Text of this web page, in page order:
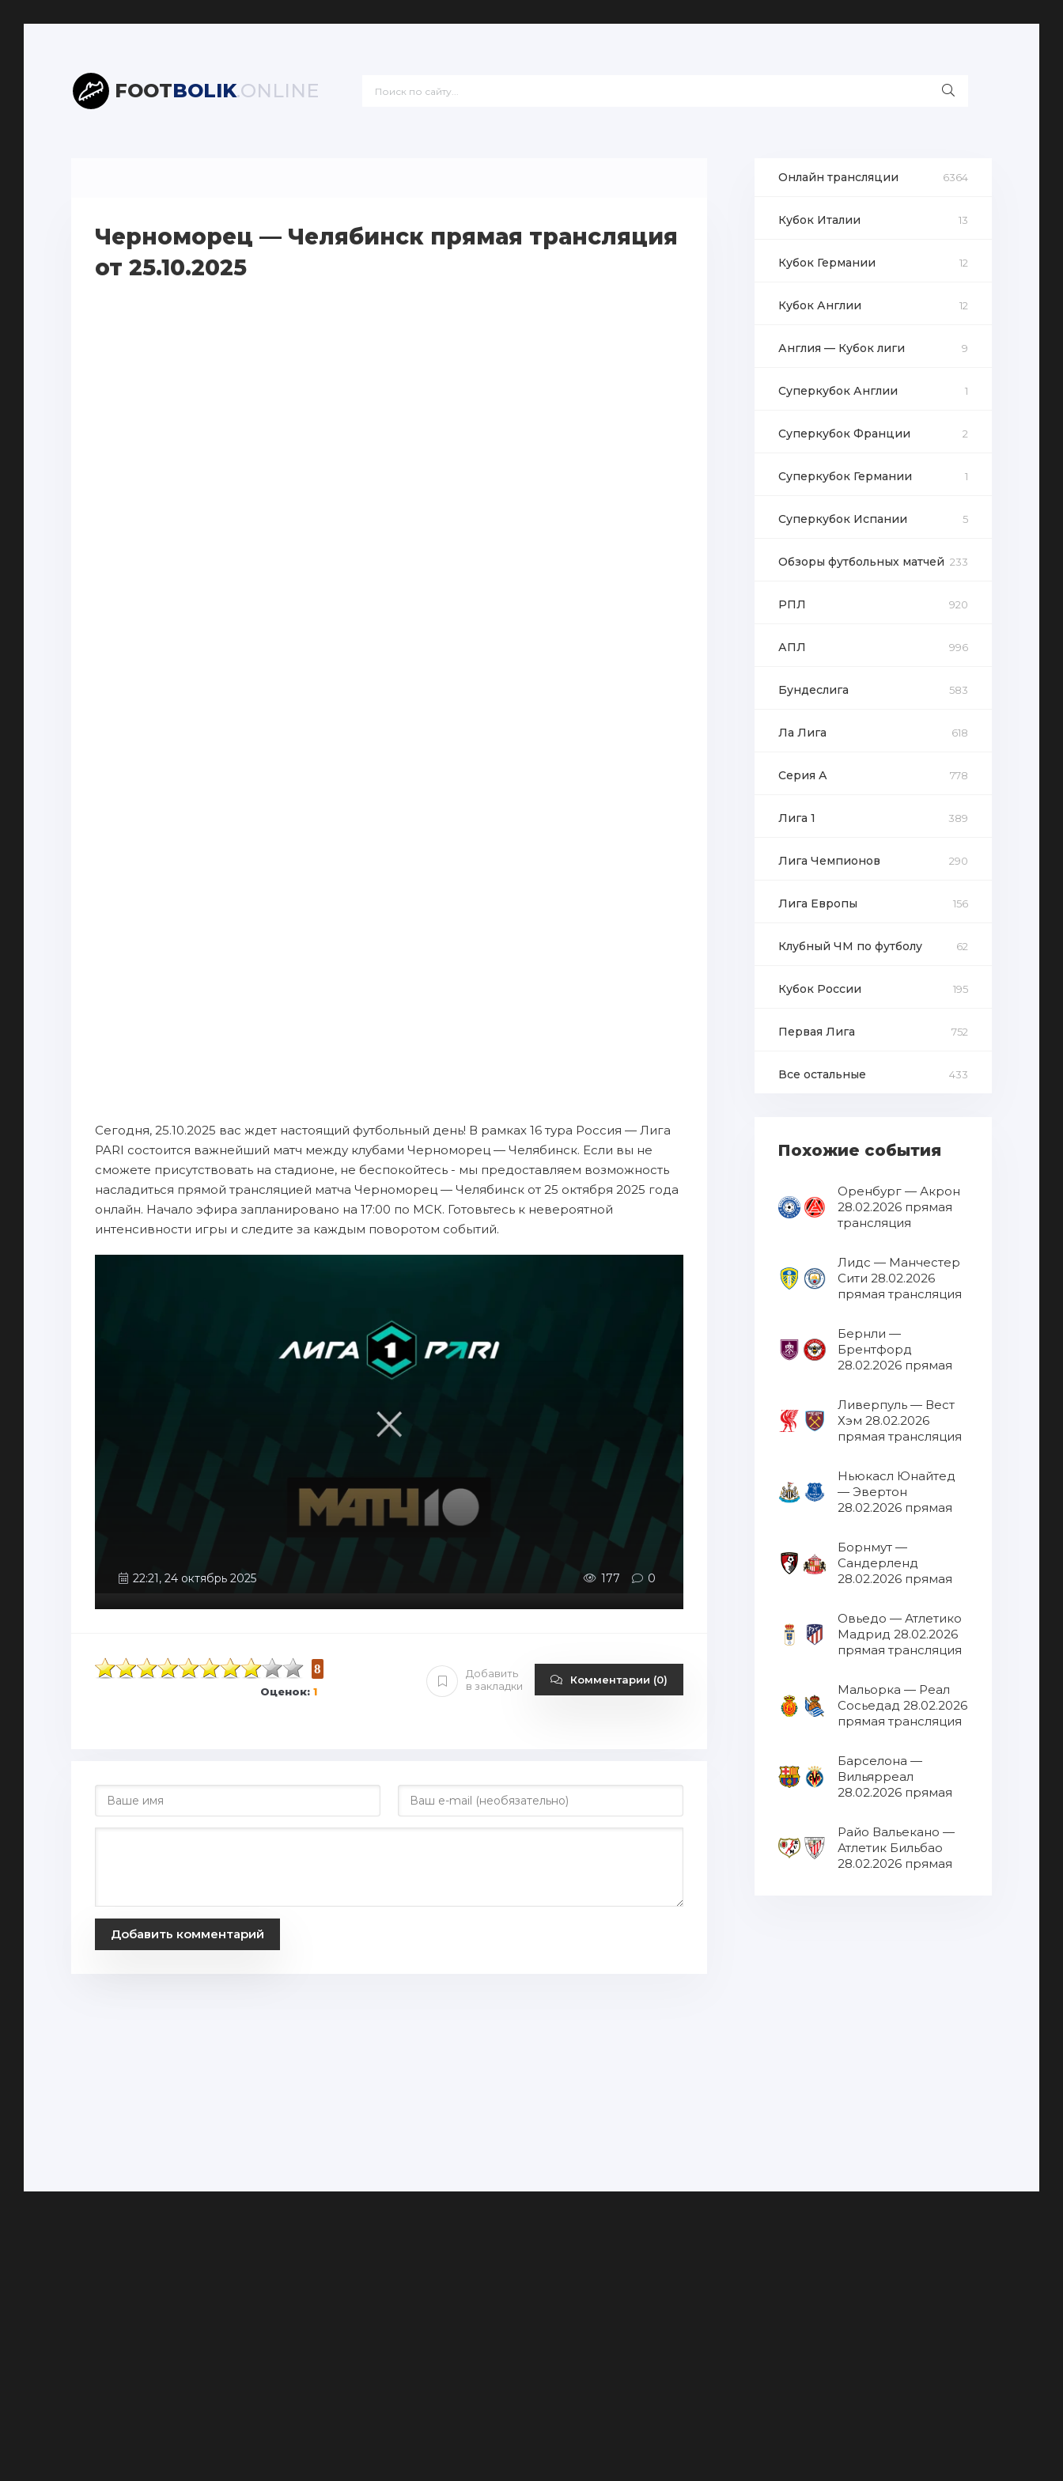
FOOTBOLIK.ONLINE
Черноморец — Челябинск прямая трансляция
от 25.10.2025
Сегодня, 25.10.2025 вас ждет настоящий футбольный день! В рамках 16 тура Россия — Лига
PARI состоится важнейший матч между клубами Черноморец — Челябинск. Если вы не
сможете присутствовать на стадионе, не беспокойтесь - мы предоставляем возможность
насладиться прямой трансляцией матча Черноморец — Челябинск от 25 октября 2025 года
онлайн. Начало эфира запланировано на 17:00 по МСК. Готовьтесь к невероятной
интенсивности игры и следите за каждым поворотом событий.
22:21, 24 октябрь 2025 177 0
8
Оценок: 1
Добавить
в закладки
Комментарии (0)
Добавить комментарий
Онлайн трансляции 6364
Кубок Италии 13
Кубок Германии 12
Кубок Англии 12
Англия — Кубок лиги 9
Суперкубок Англии 1
Суперкубок Франции 2
Суперкубок Германии 1
Суперкубок Испании 5
Обзоры футбольных матчей 233
РПЛ 920
АПЛ 996
Бундеслига 583
Ла Лига 618
Серия А 778
Лига 1 389
Лига Чемпионов 290
Лига Европы 156
Клубный ЧМ по футболу 62
Кубок России 195
Первая Лига 752
Все остальные 433
Похожие события
Оренбург — Акрон
28.02.2026 прямая
трансляция
Лидс — Манчестер
Сити 28.02.2026
прямая трансляция
Бернли —
Брентфорд
28.02.2026 прямая
Ливерпуль — Вест
Хэм 28.02.2026
прямая трансляция
Ньюкасл Юнайтед
— Эвертон
28.02.2026 прямая
Борнмут —
Сандерленд
28.02.2026 прямая
Овьедо — Атлетико
Мадрид 28.02.2026
прямая трансляция
Мальорка — Реал
Сосьедад 28.02.2026
прямая трансляция
Барселона —
Вильярреал
28.02.2026 прямая
Райо Вальекано —
Атлетик Бильбао
28.02.2026 прямая